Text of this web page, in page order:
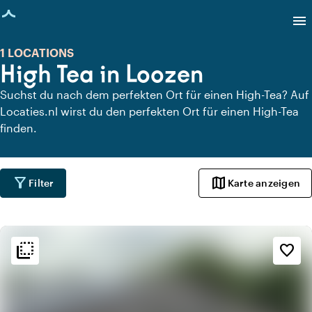
geladen
menu
High Tea in Loozen
1 LOCATIONS
Suchst du nach dem perfekten Ort für einen High-Tea? Auf
Locaties.nl wirst du den perfekten Ort für einen High-Tea
finden.
filter_alt Filter map Karte anzeigen
flip_to_back favorite_border
flip_to_back Ambiente und Ästhetik
info
Kneipenstil